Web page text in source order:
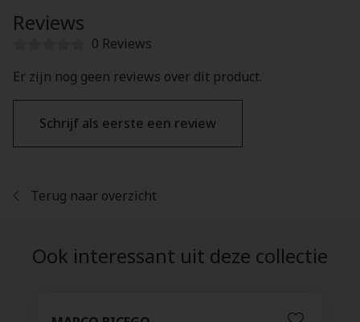
Reviews
0 Reviews
Er zijn nog geen reviews over dit product.
Schrijf als eerste een review
Terug naar overzicht
Ook interessant uit deze collectie